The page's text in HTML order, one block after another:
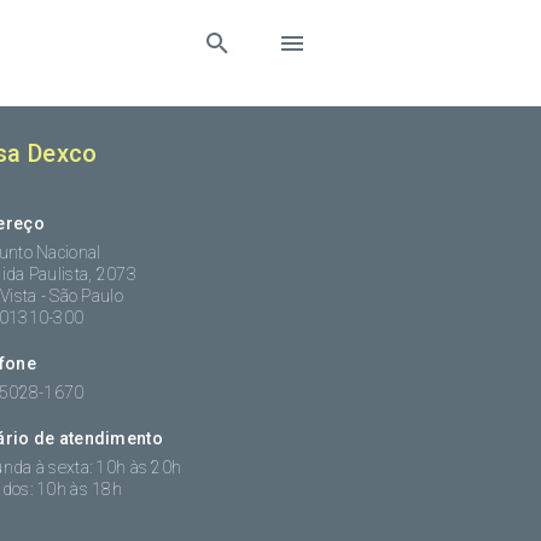
Dexco
Nacional
Paulista, 2073
- São Paulo
300
1670
de atendimento
à sexta: 10h às 20h
10h às 18h